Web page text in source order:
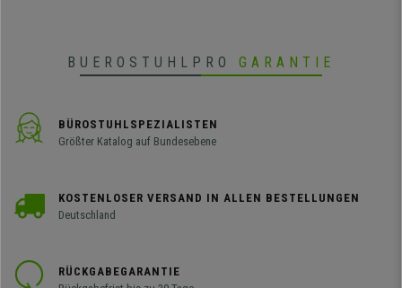
BUEROSTUHLPRO GARANTIE
BÜROSTUHLSPEZIALISTEN
Größter Katalog auf Bundesebene
KOSTENLOSER VERSAND IN ALLEN BESTELLUNGEN
Deutschland
RÜCKGABEGARANTIE